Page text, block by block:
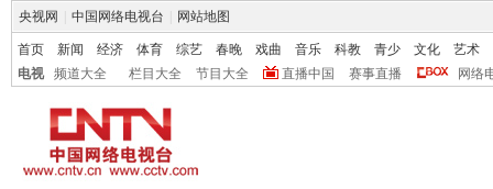
央视网 中国网络电视台 网站地图
首页 新闻 经济 体育 综艺 春晚 戏曲 音乐 科教 青少 文化
艺术
电视
频道大全 栏目大全 节目大全 直播中国 赛事直播 网络